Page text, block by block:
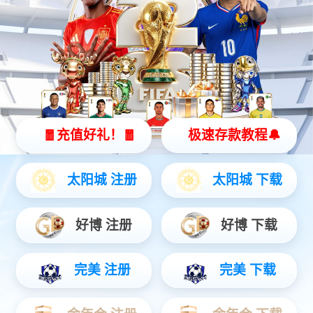
优游灵犀 X2
全智能灵动机器人
灵动 | 亲和 | 智能
查看更多